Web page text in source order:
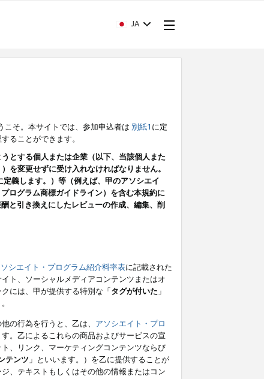
JA
こそ。本サイトでは、参加申込者は 別紙1 に定
ることができます。
とする個人または企業（以下、当該個人また
を変更せずに受け入れなければなりません。
定義します。）等（例えば、甲のアソシエイ
ログラム商標ガイドライン）を含む本規約に
と引き換えにしたレビューの作成、編集、削
シエイト・プログラム紹介料率表に記載された
ト、ソーシャルメディアコンテンツまたはオ
には、甲が提供する特別な「タグが付いた 」
の行為を行うと、乙は、 アソシエイト・プロ
。乙によるこれらの商品およびサービスの宣
、リンク、マーケティングコンテンツならび
テンツ 」といいます。）を乙に提供することが
、テキストもしくはその他の情報またはコン